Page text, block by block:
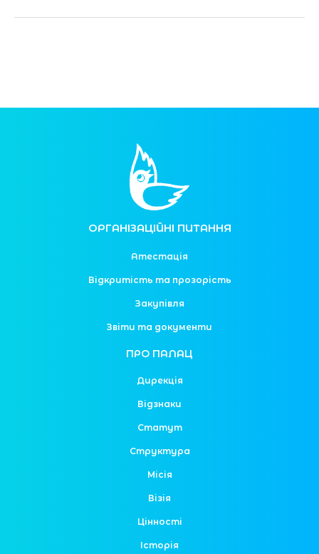
ОРГАНІЗАЦІЙНІ ПИТАННЯ
Атестація
Відкритість та прозорість
Закупівля
Звіти та документи
ПРО ПАЛАЦ
Дирекція
Відзнаки
Статут
Структура
Місія
Візія
Цінності
Історія